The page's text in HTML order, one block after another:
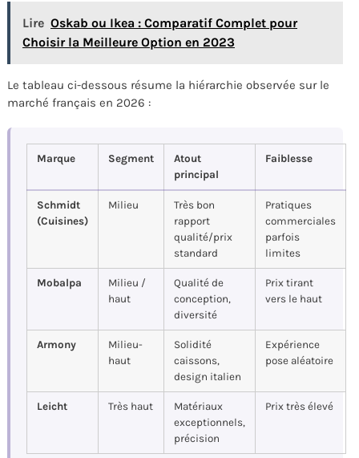
Lire Oskab ou Ikea : Comparatif Complet pour
Choisir la Meilleure Option en 2023
Le tableau ci-dessous résume la hiérarchie observée sur le
marché français en 2026 :
Marque Segment
Atout
principal
Faiblesse
Schmidt
(Cuisines)
Milieu
Très bon
rapport
qualité/prix
standard
Pratiques
commerciales
parfois
limites
Mobalpa
Milieu /
haut
Qualité de
conception,
diversité
Prix tirant
vers le haut
Armony
Milieu-
haut
Solidité
caissons,
design italien
Expérience
pose aléatoire
Leicht Très haut
Matériaux
exceptionnels,
précision
Prix très élevé